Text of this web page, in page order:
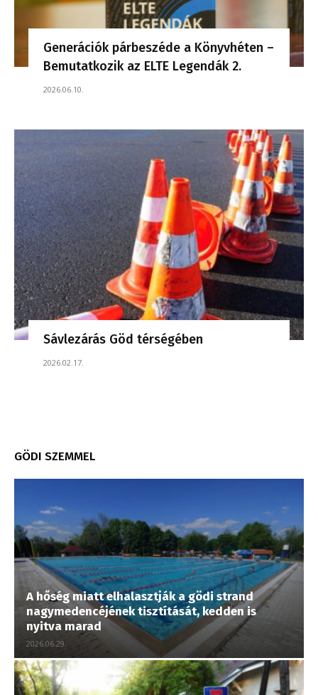
Generációk párbeszéde a Könyvhéten –
Bemutatkozik az ELTE Legendák 2.
2026.06.10.
Sávlezárás Göd térségében
2026.02.17.
GÖDI SZEMMEL
A hőség miatt elhalasztják a gödi strand
nagymedencéjének tisztítását, kedden is
nyitva marad
2026.06.29.